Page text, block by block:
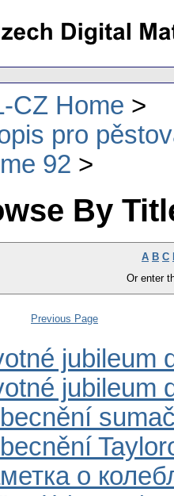
CZ Home
pro
92
By
A B C
Or enter
Previous Page
jubileum
jubileum
о